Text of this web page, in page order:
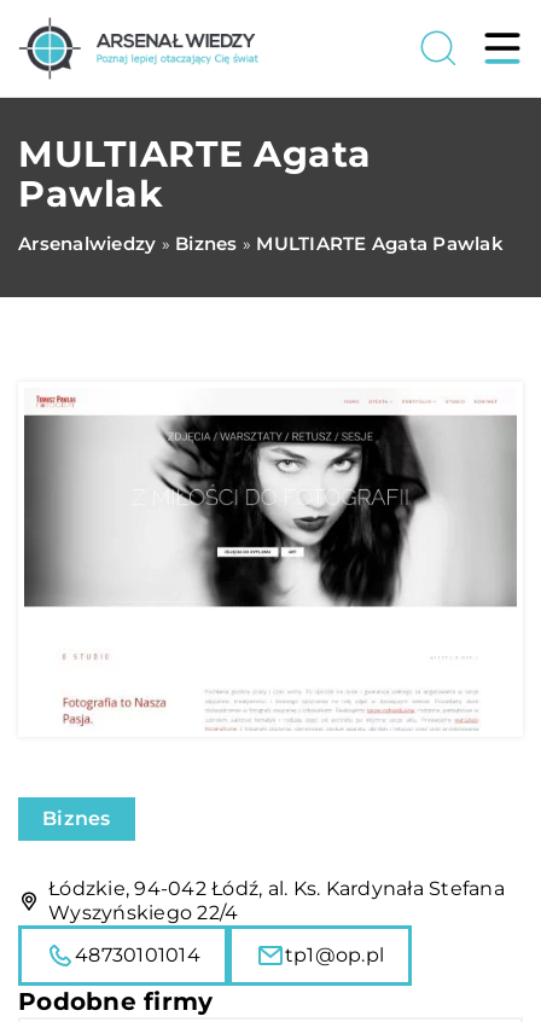
MULTIARTE Agata
Pawlak
Arsenalwiedzy » Biznes » MULTIARTE Agata Pawlak
Biznes
Łódzkie, 94-042 Łódź, al. Ks. Kardynała Stefana
Wyszyńskiego 22/4
48730101014
tp1@op.pl
Podobne firmy